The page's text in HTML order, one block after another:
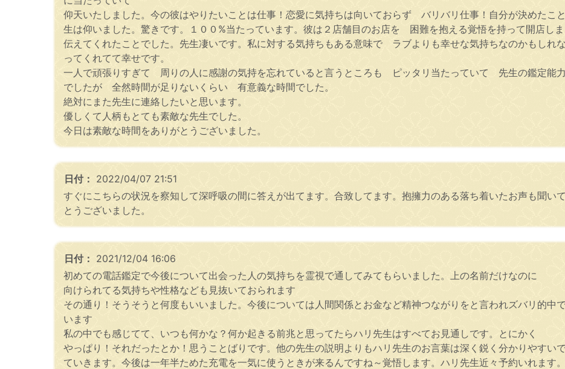
仰天いたしました。今の彼はやりたいことは仕事！恋愛に気持ちは向いておらず バリバリ仕事！自分が決めたこ
生は仰いました。驚きです。１００%当たっています。彼は２店舗目のお店を 困難を抱える覚悟を持って開店し
伝えてくれたことでした。先生凄いです。私に対する気持ちもある意味で ラブよりも幸せな気持ちなのかもしれ
ってくれてて幸せです。
一人で頑張りすぎて 周りの人に感謝の気持を忘れていると言うところも ピッタリ当たっていて 先生の鑑定能
でしたが 全然時間が足りないくらい 有意義な時間でした。
絶対にまた先生に連絡したいと思います。
優しくて人柄もとても素敵な先生でした。
今日は素敵な時間をありがとうございました。
日付： 2022/04/07 21:51
すぐにこちらの状況を察知して深呼吸の間に答えが出てます。合致してます。抱擁力のある落ち着いたお声も聞い
とうございました。
日付： 2021/12/04 16:06
初めての電話鑑定で今後について出会った人の気持ちを霊視で通してみてもらいました。上の名前だけなのに
向けられてる気持ちや性格なども見抜いておられます
その通り！そうそうと何度もいいました。今後については人間関係とお金など精神つながりをと言われズバリ的中
います
私の中でも感じてて、いつも何かな？何か起きる前兆と思ってたらハリ先生はすべてお見通しです。とにかく
やっぱり！それだったとか！思うことばりです。他の先生の説明よりもハリ先生のお言葉は深く鋭く分かりやすい
ていきます。今後は一年半ためた充電を一気に使うときが来るんですね～覚悟します。ハリ先生近々予約いれます。